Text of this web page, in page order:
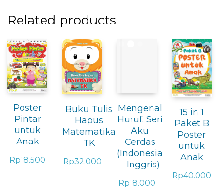
Related products
Poster
Pintar
untuk
Anak
Rp18.500
Buku Tulis
Hapus
Matematika
TK
Rp32.000
Mengenal
Huruf: Seri
Aku
Cerdas
(Indonesia
– Inggris)
Rp18.000
15 in 1
Paket B
Poster
untuk
Anak
Rp40.000